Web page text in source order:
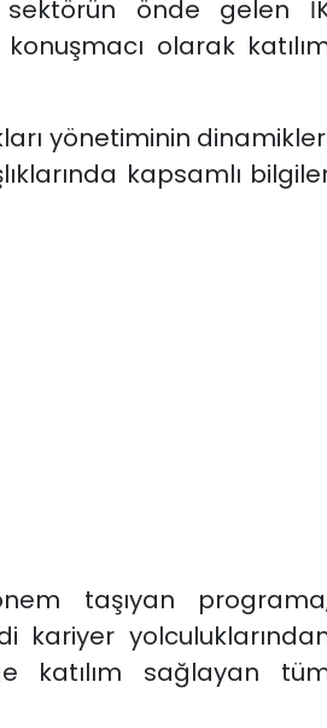
önde gelen
olarak
yönetiminin
kapsamlı
taşıyan
kariyer
katılım sağlayan